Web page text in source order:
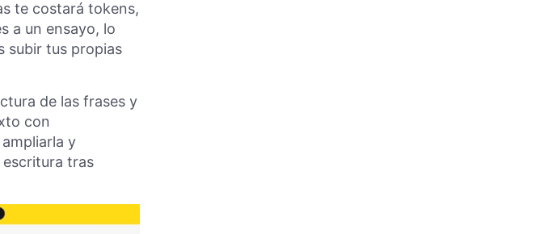
te costará tokens,
a un ensayo, lo
subir tus propias
de las frases y
con
y
escritura tras